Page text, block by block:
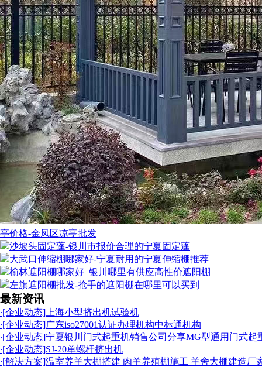
亭价格-金凤区凉亭批发
沙坡头固定蓬-银川市报价合理的宁夏固定蓬
大武口伸缩棚哪家好-宁夏耐用的宁夏伸缩棚推荐
榆林遮阳棚哪家好_银川哪里有供应高性价遮阳棚
左旗遮阳棚批发-抢手的遮阳棚在哪里可以买到
最新资讯
·[企业动态] 上海小型挤出机试验机
·[企业动态]广东iso27001认证办理机构中标通机构
·[企业动态]宁夏银川门式起重机销售公司分享MG型通用门式起
·[企业动态]SJ-20单螺杆挤出机
·[解决方案]温室养羊大棚搭建 肉羊养殖棚施工 羊舍大棚建造厂